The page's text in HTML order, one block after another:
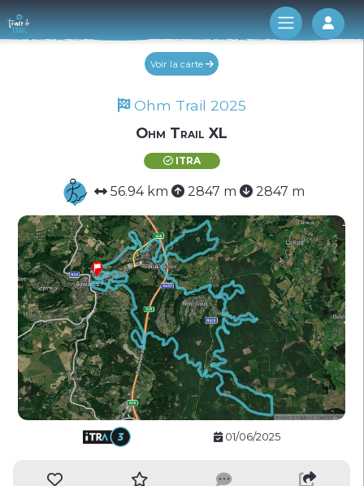
Log
Voir la carte
Ohm Trail 2025
Ohm Trail XL
ITRA
56.94 km 2847 m 2847 m
01/06/2025